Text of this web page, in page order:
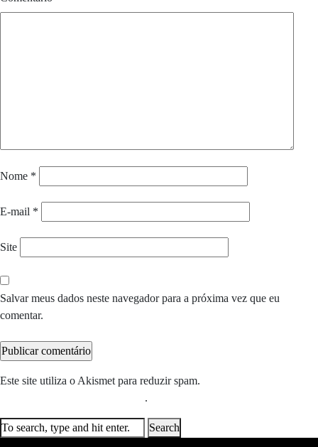
Nome *
E-mail *
Site
Salvar meus dados neste navegador para a próxima vez que eu
comentar.
Este site utiliza o Akismet para reduzir spam.
.
Search